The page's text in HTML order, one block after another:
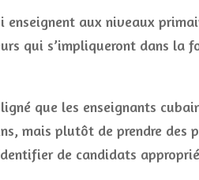
enseignent aux niveaux
qui s’impliqueront dans la
que les enseignants
mais plutôt de prendre des
de candidats